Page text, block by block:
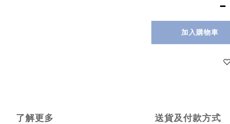
加入購物車
了解更多 送貨及付款方式